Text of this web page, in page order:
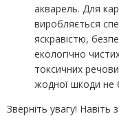
акварель. Для
виробляється
яскравістю,
екологічно
токсичних
жодної шкоди не
Зверніть увагу!